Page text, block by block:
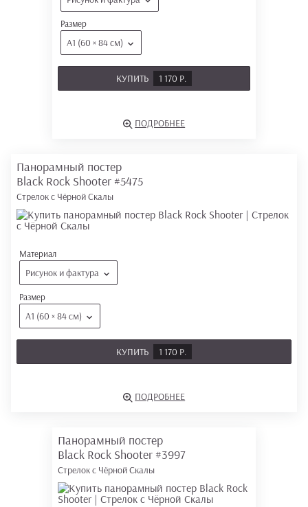
Размер
А1 (60 × 84 см)
КУПИТЬ 1 170 Р.
ПОДРОБНЕЕ
Панорамный постер
Black Rock Shooter #5475
Стрелок с Чёрной Скалы
Материал
Рисунок и фактура
Размер
А1 (60 × 84 см)
КУПИТЬ 1 170 Р.
ПОДРОБНЕЕ
Панорамный постер
Black Rock Shooter #3997
Стрелок с Чёрной Скалы